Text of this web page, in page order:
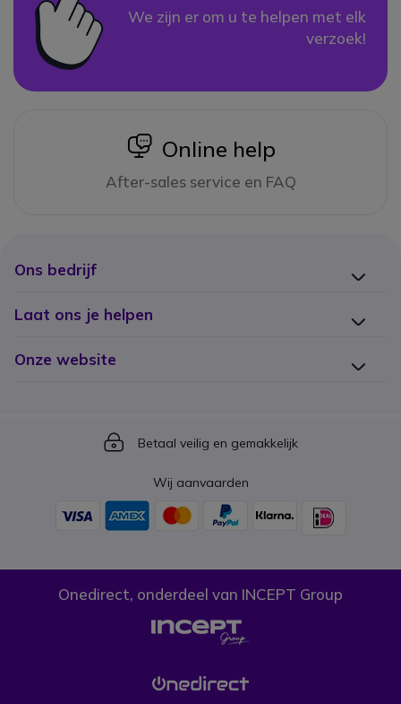
We zijn er om u te helpen met elk
verzoek!
icon
Online help
After-sales service en FAQ
Ons bedrijf
Laat ons je helpen
Onze website
Icon
Betaal veilig en gemakkelijk
Wij aanvaarden
Onedirect, onderdeel van INCEPT Group